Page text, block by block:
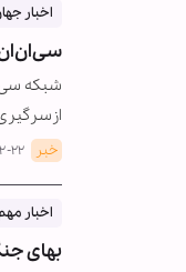
اخبار
شبکه
خبر ۱۴۰۵-
اخبار
بهای